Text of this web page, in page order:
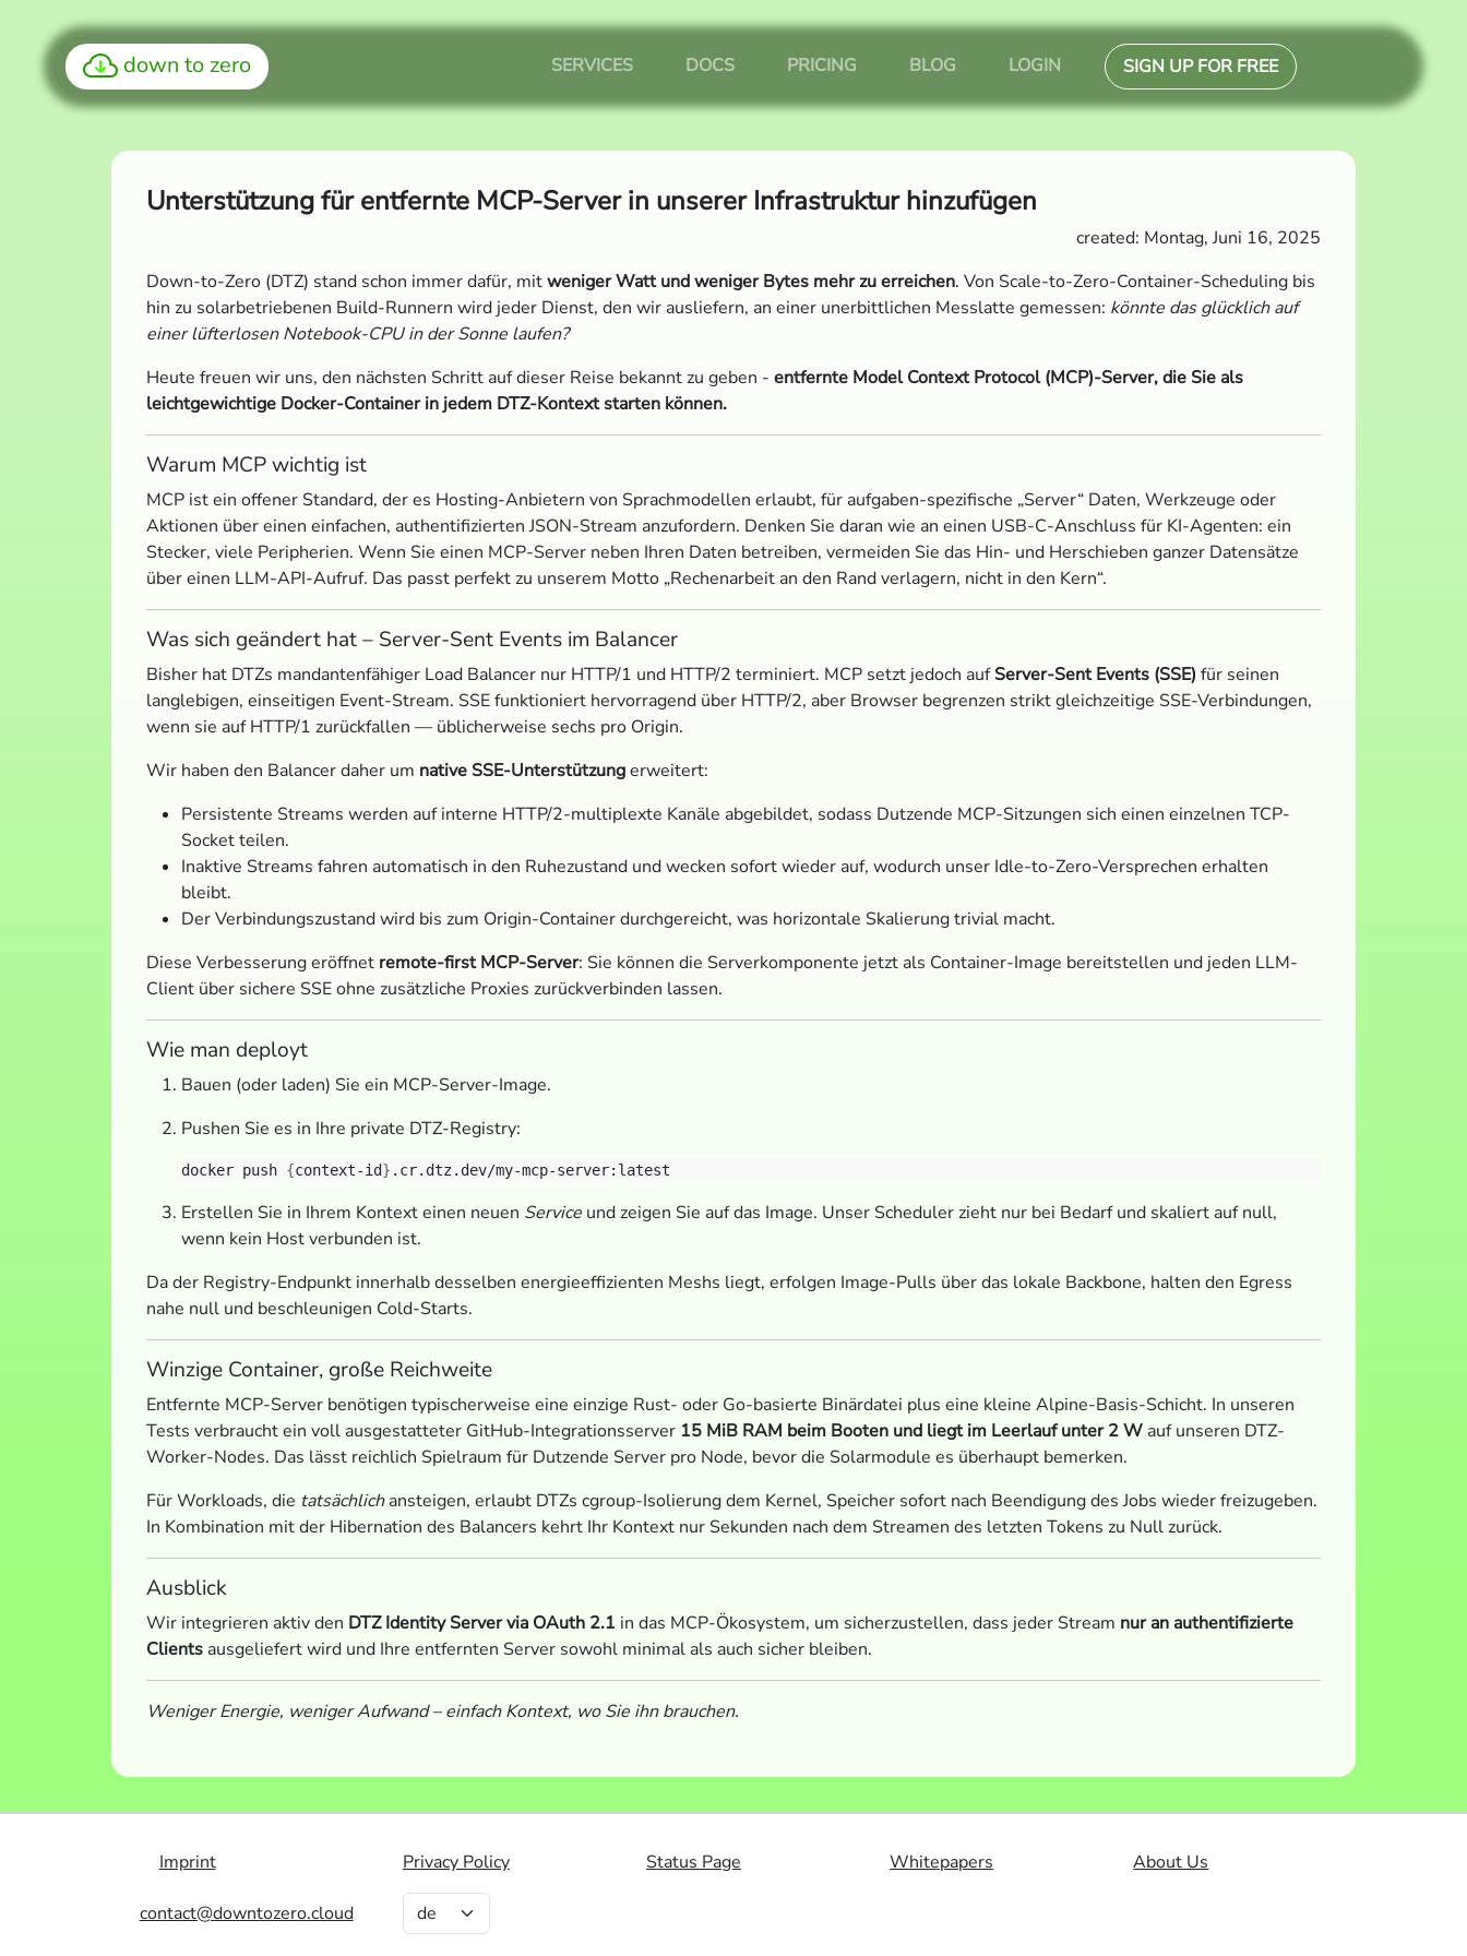
down to zero SERVICES DOCS PRICING BLOG LOGIN SIGN UP FOR FREE
Unterstützung für entfernte MCP-Server in unserer Infrastruktur hinzufügen
created: Montag, Juni 16, 2025
Down-to-Zero (DTZ) stand schon immer dafür, mitweniger Watt und weniger Bytes mehr zu erreichen. Von Scale-to-Zero-Container-Scheduling bis
hin zu solarbetriebenen Build-Runnern wird jeder Dienst, den wir ausliefern, an einer unerbittlichen Messlatte gemessen: könnte das glücklich auf
einer lüfterlosen Notebook-CPU in der Sonne laufen?
Heute freuen wir uns, den nächsten Schritt auf dieser Reise bekannt zu geben - entfernte Model Context Protocol (MCP)-Server, die Sie als
leichtgewichtige Docker-Container in jedem DTZ-Kontext starten können.
Warum MCP wichtig ist
MCP ist ein offener Standard, der es Hosting-Anbietern von Sprachmodellen erlaubt, für aufgaben-spezifische „Server“ Daten, Werkzeuge oder
Aktionen über einen einfachen, authentifizierten JSON-Stream anzufordern. Denken Sie daran wie an einen USB-C-Anschluss für KI-Agenten: ein
Stecker, viele Peripherien. Wenn Sie einen MCP-Server neben Ihren Daten betreiben, vermeiden Sie das Hin- und Herschieben ganzer Datensätze
über einen LLM-API-Aufruf. Das passt perfekt zu unserem Motto „Rechenarbeit an den Rand verlagern, nicht in den Kern“.
Was sich geändert hat – Server-Sent Events im Balancer
Bisher hat DTZs mandantenfähiger Load Balancer nur HTTP/1 und HTTP/2 terminiert. MCP setzt jedoch aufServer-Sent Events (SSE) für seinen
langlebigen, einseitigen Event-Stream. SSE funktioniert hervorragend über HTTP/2, aber Browser begrenzen strikt gleichzeitige SSE-Verbindungen,
wenn sie auf HTTP/1 zurückfallen — üblicherweise sechs pro Origin.
Wir haben den Balancer daher um native SSE-Unterstützungerweitert:
Persistente Streams werden auf interne HTTP/2-multiplexte Kanäle abgebildet, sodass Dutzende MCP-Sitzungen sich einen einzelnen TCP-
Socket teilen.
Inaktive Streams fahren automatisch in den Ruhezustand und wecken sofort wieder auf, wodurch unser Idle-to-Zero-Versprechen erhalten
bleibt.
Der Verbindungszustand wird bis zum Origin-Container durchgereicht, was horizontale Skalierung trivial macht.
Diese Verbesserung eröffnet remote-first MCP-Server: Sie können die Serverkomponente jetzt als Container-Image bereitstellen und jeden LLM-
Client über sichere SSE ohne zusätzliche Proxies zurückverbinden lassen.
Wie man deployt
Bauen (oder laden) Sie ein MCP-Server-Image.
Pushen Sie es in Ihre private DTZ-Registry:
docker push {context-id}
Erstellen Sie in Ihrem Kontext einen neuen Service und zeigen Sie auf das Image. Unser Scheduler zieht nur bei Bedarf und skaliert auf null,
wenn kein Host verbunden ist.
Da der Registry-Endpunkt innerhalb desselben energieeffizienten Meshs liegt, erfolgen Image-Pulls über das lokale Backbone, halten den Egress
nahe null und beschleunigen Cold-Starts.
Winzige Container, große Reichweite
Entfernte MCP-Server benötigen typischerweise eine einzige Rust- oder Go-basierte Binärdatei plus eine kleine Alpine-Basis-Schicht. In unseren
Tests verbraucht ein voll ausgestatteter GitHub-Integrationsserver 15 MiB RAM beim Booten und liegt im Leerlauf unter 2 W auf unseren DTZ-
Worker-Nodes. Das lässt reichlich Spielraum für Dutzende Server pro Node, bevor die Solarmodule es überhaupt bemerken.
Für Workloads, die tatsächlichansteigen, erlaubt DTZs cgroup-Isolierung dem Kernel, Speicher sofort nach Beendigung des Jobs wieder freizugeben.
In Kombination mit der Hibernation des Balancers kehrt Ihr Kontext nur Sekunden nach dem Streamen des letzten Tokens zu Null zurück.
Ausblick
Wir integrieren aktiv den DTZ Identity Server via OAuth 2.1 in das MCP-Ökosystem, um sicherzustellen, dass jeder Stream nur an authentifizierte
Clients ausgeliefert wird und Ihre entfernten Server sowohl minimal als auch sicher bleiben.
Weniger Energie, weniger Aufwand – einfach Kontext, wo Sie ihn brauchen.
Imprint Privacy Policy Status Page Whitepapers About Us
contact@downtozero.cloud